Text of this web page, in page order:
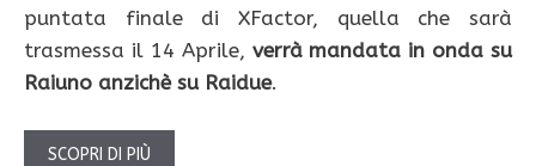
puntata finale di XFactor, quella che sarà
trasmessa il 14 Aprile, verrà mandata in onda su
Raiuno anzichè su Raidue.
SCOPRI DI PIÙ